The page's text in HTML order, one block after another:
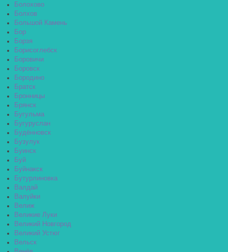
Болохово
Болхов
Большой Камень
Бор
Борзя
Борисоглебск
Боровичи
Боровск
Бородино
Братск
Бронницы
Брянск
Бугульма
Бугуруслан
Будённовск
Бузулук
Буинск
Буй
Буйнакск
Бутурлиновка
Валдай
Валуйки
Велиж
Великие Луки
Великий Новгород
Великий Устюг
Вельск